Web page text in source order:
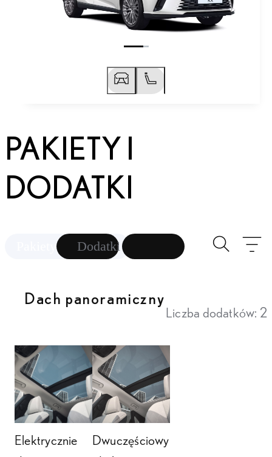
Przesuń do poprzedniego
Przesuń do następnego
PAKIETY I
DODATKI
Dodatki Toggle
Dach panoramiczny
Liczba dodatków: 2
Elektrycznie
Dwuczęściowy